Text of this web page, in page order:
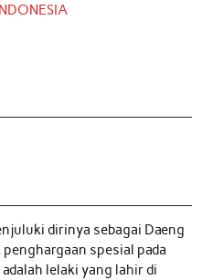
dirinya sebagai Daeng
spesial pada
lelaki yang lahir di